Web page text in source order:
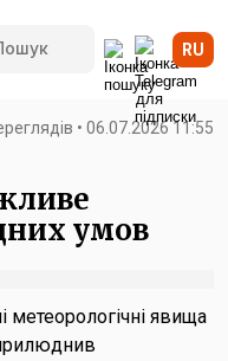
RU
• 06.07.2026 11:55
умов
явища